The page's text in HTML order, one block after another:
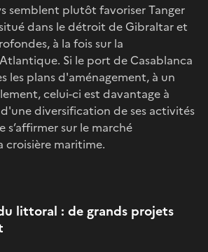
semblent plutôt favoriser Tanger
dans le détroit de Gibraltar et
à la fois sur la
Si le port de Casablanca
les plans d'aménagement, à un
celui-ci est davantage à
diversification de ses activités
s’affirmer sur le marché
croisière maritime.
littoral : de grands projets